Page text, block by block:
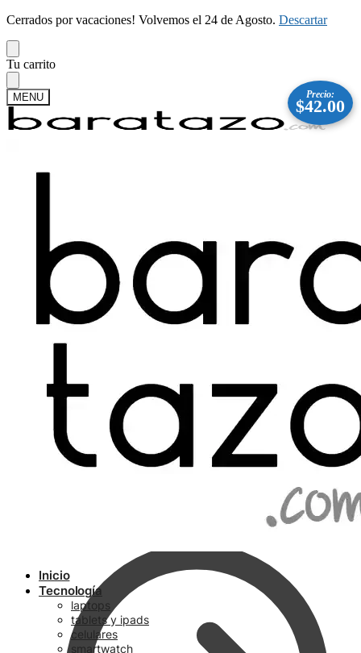
Cerrados por vacaciones! Volvemos el 24 de Agosto. Descartar
Skip
to
navigation
Skip
to
content
Tu carrito
MENU
Mi cuenta
Inicio
Tecnología
laptops
tablets y ipads
celulares
smartwatch
Precio:
$42.00